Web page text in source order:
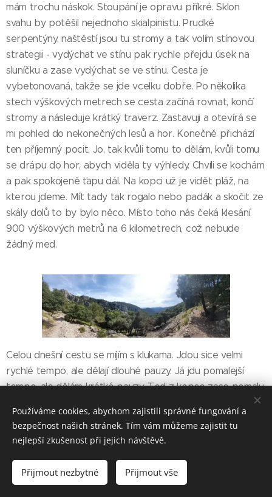
mám trochu náskok. Stoupání je opravu příkré. Sklon
svahu by potěšil nejednoho skialpinistu. Prudké
serpentýny, naštěstí jsou tu stromy a tak volím stínovou
strategii - vydýchat ve stínu pak rychle přejdu úsek na
sluníčku a zase vydýchat se ve stínu. Cesta je
vybetonovaná, takže se jde vcelku dobře. Po několika
stech výškových metrech se cesta začíná rovnat, končí
stromy a následuje krátký traverz. Zastavuji a otevírá se
mi pohled do nekonečných lesů a hor. Konečně přichází
ten příjemný pocit. Jo, tak kvůli tomu to dělám, kvůli tomu
se drápu do hor, abych viděla ty výhledy. Chvíli se kochám
a pak spokojeně ťapu dál. Na kopci už je vidět pláž, na
kterou jdeme. Mít tady tak rogalo nebo padák a skočit ze
skály dolů to by bylo něco. Místo toho nás čeká klesání
900 výškových metrů na 6 kilometrech, což nebude
žádný med.
Celou dnešní cestu se míjím s klukama. Jdou sice velmi
rychlé tempo, ale dělají dlouhé pauzy. Já jdu pomalejší
tempo, ale dělám krátké pauzy. Teď z kopce zase pomalu
běží, ale já se spíš kochám výhledy. Klesání do městečka
Deiá je dlouhé a prudké. Do města přicházím vysílené s
jedinou myšlenkou na vodu, kolu a obchod. Jediné co mě
pláž. Uprostřed města ale dochází ke zradě a k tomu
abych se dostala do obchodu, musím překonat jeden
Používáme cookies, abychom zajistili správné fungování a
bezpečnost našich stránek. Tím vám můžeme zajistit tu
nejlepší zkušenost při jejich návštěvě.
Přijmout nezbytné Přijmout vše